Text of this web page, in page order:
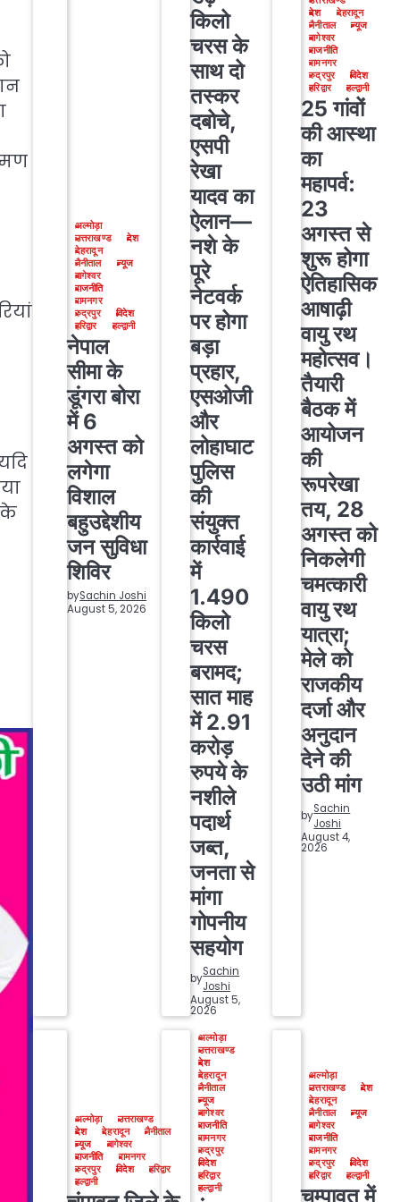
के
अल्मोड़ा
उत्तराखण्ड
देश
देहरादून
नैनीताल
न्यूज
बागेश्वर
राजनीति
रामनगर
रुद्रपुर
विदेश
हरिद्वार
हल्द्वानी
नेपाल
सीमा के
डूंगरा बोरा
में 6
अगस्त को
लगेगा
विशाल
बहुउद्देशीय
जन सुविधा
शिविर
bySachin Joshi
August 5, 2026
किलो
चरस के
साथ दो
तस्कर
दबोचे,
एसपी
रेखा
यादव का
ऐलान—
नशे के
पूरे
नेटवर्क
पर होगा
बड़ा
प्रहार,
एसओजी
और
लोहाघाट
पुलिस
की
संयुक्त
कार्रवाई
में
1.490
किलो
चरस
बरामद;
सात माह
में 2.91
करोड़
रुपये के
नशीले
पदार्थ
जब्त,
जनता से
मांगा
गोपनीय
सहयोग
by
Sachin
Joshi
August 5,
2026
देश
देहरादून
नैनीताल
न्यूज
बागेश्वर
राजनीति
रामनगर
रुद्रपुर
विदेश
हरिद्वार
हल्द्वानी
25 गांवों
की आस्था
का
महापर्व:
23
अगस्त से
शुरू होगा
ऐतिहासिक
आषाढ़ी
वायु रथ
महोत्सव।
तैयारी
बैठक में
आयोजन
की
रूपरेखा
तय, 28
अगस्त को
निकलेगी
चमत्कारी
वायु रथ
यात्रा;
मेले को
राजकीय
दर्जा और
अनुदान
देने की
उठी मांग
by
Sachin
Joshi
August 4,
2026
अल्मोड़ा
उत्तराखण्ड
देश
देहरादून
नैनीताल
न्यूज
बागेश्वर
राजनीति
रामनगर
रुद्रपुर
विदेश
हरिद्वार
हल्द्वानी
अल्मोड़ा
उत्तराखण्ड
देश
देहरादून
नैनीताल
न्यूज
बागेश्वर
राजनीति
रामनगर
रुद्रपुर
विदेश
हरिद्वार
हल्द्वानी
अल्मोड़ा
उत्तराखण्ड
देश
देहरादून
नैनीताल
न्यूज
बागेश्वर
राजनीति
रामनगर
रुद्रपुर
विदेश
हरिद्वार
हल्द्वानी
चम्पावत में